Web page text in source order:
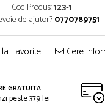
Cod Produs:123-1
de ajutor?0770789751
Favorite Cere
GRATUITA
peste 379 lei